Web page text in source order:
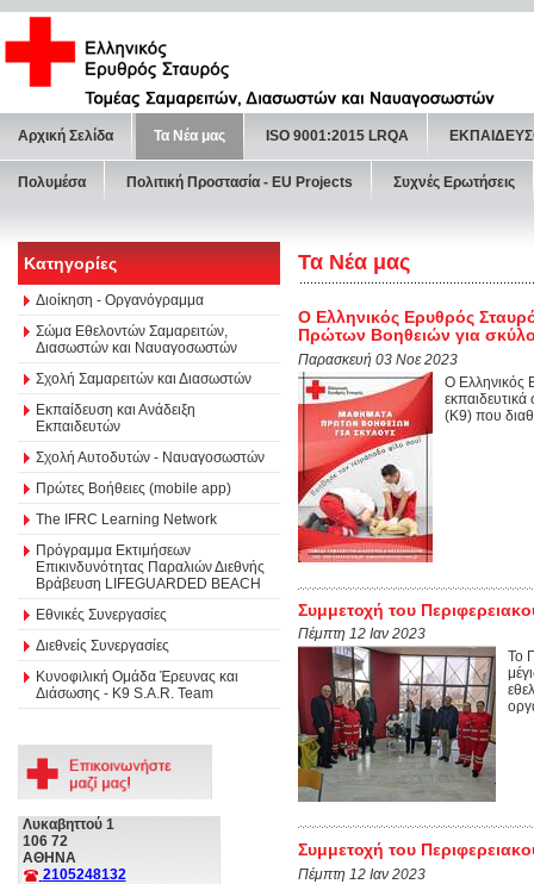
Αρχική Σελίδα Τα Νέα μας ISO 9001:2015 LRQA
Πολυμέσα Πολιτική Προστασία - ΕU Projects Συχνές Ερωτήσεις
Κατηγορίες
Διοίκηση - Οργανόγραμμα
Σώμα Εθελοντών Σαμαρειτών,
Διασωστών και Ναυαγοσωστών
Σχολή Σαμαρειτών και Διασωστών
Εκπαίδευση και Ανάδειξη
Εκπαιδευτών
Σχολή Αυτοδυτών - Ναυαγοσωστών
Πρώτες Βοήθειες (mobile app)
The IFRC Learning Network
Πρόγραμμα Εκτιμήσεων
Επικινδυνότητας Παραλιών Διεθνής
Βράβευση LIFEGUARDED BEACH
Εθνικές Συνεργασίες
Διεθνείς Συνεργασίες
Κυνοφιλική Ομάδα Έρευνας και
Διάσωσης - Κ9 S.A.R. Team
Λυκαβηττού 1
106 72
ΑΘΗΝΑ
2105248132
Τα Νέα μας
Ο Ελληνικός Ερυθρός
Πρώτων Βοηθειών για
Παρασκευή 03 Νοε 2023
Ο Ελληνικός
(Κ9) που
Συμμετοχή του
Πέμπτη 12 Ιαν 2023
Το
Συμμετοχή του
Πέμπτη 12 Ιαν 2023